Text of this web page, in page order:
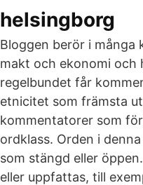
helsingborg
Bloggen berör i många
makt och ekonomi och
regelbundet får
etnicitet som främsta
kommentatorer som
ordklass. Orden i
som stängd eller
eller uppfattas, till